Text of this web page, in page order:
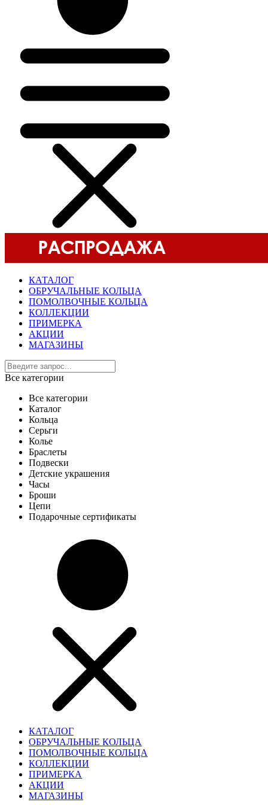
КАТАЛОГ
ОБРУЧАЛЬНЫЕ КОЛЬЦА
ПОМОЛВОЧНЫЕ КОЛЬЦА
КОЛЛЕКЦИИ
ПРИМЕРКА
АКЦИИ
МАГАЗИНЫ
Все категории
Все категории
Каталог
Кольца
Серьги
Колье
Браслеты
Подвески
Детские украшения
Часы
Броши
Цепи
Подарочные сертификаты
КАТАЛОГ
ОБРУЧАЛЬНЫЕ КОЛЬЦА
ПОМОЛВОЧНЫЕ КОЛЬЦА
КОЛЛЕКЦИИ
ПРИМЕРКА
АКЦИИ
МАГАЗИНЫ